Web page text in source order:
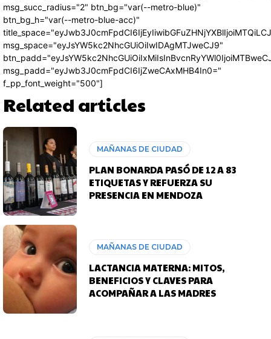
msg_succ_radius="2" btn_bg="var(--metro-blue)"
btn_bg_h="var(--metro-blue-acc)"
msg_space="eyJsYW5kc2NhcGUiOiIwIDAgMTJweCJ9"
msg_padd="eyJwb3J0cmFpdCI6IjZweCAxMHB4In0="
f_pp_font_weight="500"]
Related articles
MAÑANAS DE CIUDAD
PLAN BONARDA PASÓ DE 12 A 83
ETIQUETAS Y REFUERZA SU
PRESENCIA EN MENDOZA
MAÑANAS DE CIUDAD
LACTANCIA MATERNA: MITOS,
BENEFICIOS Y CLAVES PARA
ACOMPAÑAR A LAS MADRES